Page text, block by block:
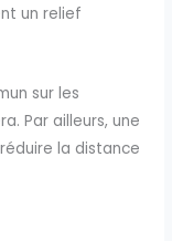
un relief
sur les
Par ailleurs, une
la distance